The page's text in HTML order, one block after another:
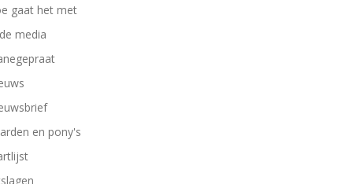
gaat het met
media
en pony's